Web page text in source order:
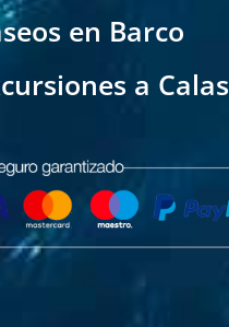
en Barco
a Calas